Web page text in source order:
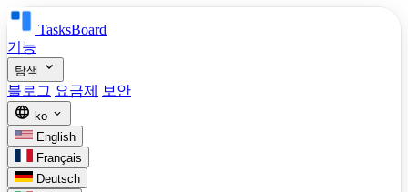
TasksBoard
기능
탐색 expand_more
블로그 요금제 보안
language ko expand_more
English
Français
Deutsch